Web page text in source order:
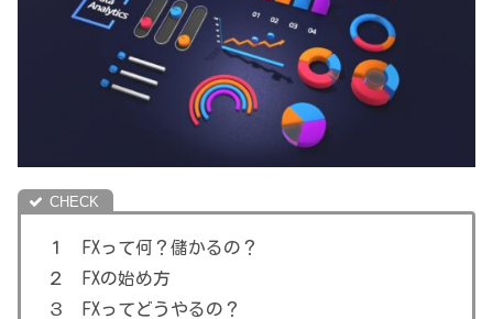
１ FXって何？儲かるの？
２ FXの始め方
３ FXってどうやるの？